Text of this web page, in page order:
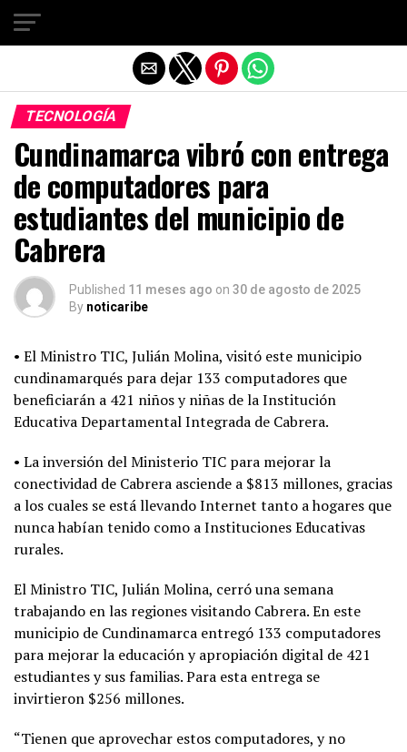
TECNOLOGÍA
Cundinamarca vibró con entrega
de computadores para
estudiantes del municipio de
Cabrera
Published 11 meses ago on 30 de agosto de 2025
By noticaribe
• El Ministro TIC, Julián Molina, visitó este municipio
cundinamarqués para dejar 133 computadores que
beneficiarán a 421 niños y niñas de la Institución
Educativa Departamental Integrada de Cabrera.
• La inversión del Ministerio TIC para mejorar la
conectividad de Cabrera asciende a $813 millones, gracias
a los cuales se está llevando Internet tanto a hogares que
nunca habían tenido como a Instituciones Educativas
rurales.
El Ministro TIC, Julián Molina, cerró una semana
trabajando en las regiones visitando Cabrera. En este
municipio de Cundinamarca entregó 133 computadores
para mejorar la educación y apropiación digital de 421
estudiantes y sus familias. Para esta entrega se
invirtieron $256 millones.
“Tienen que aprovechar estos computadores, y no